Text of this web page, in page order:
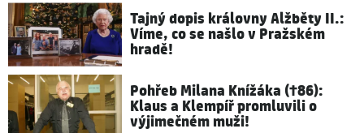
Tajný dopis královny Alžběty II.:
Víme, co se našlo v Pražském
hradě!
Pohřeb Milana Knížáka (†86):
Klaus a Klempíř promluvili o
výjimečném muži!